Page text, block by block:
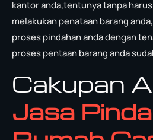
kantor anda,tentunya tanpa
melakukan penataan barang
proses pindahan anda dengan
proses pentaan barang anda
Cakupan
Jasa